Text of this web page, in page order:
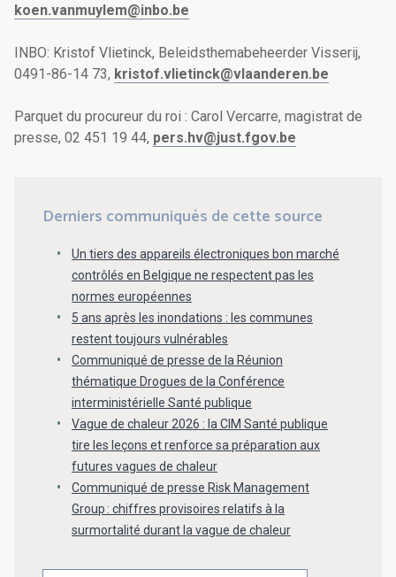
koen.vanmuylem@inbo.be
INBO: Kristof Vlietinck, Beleidsthemabeheerder Visserij,
0491-86-14 73, kristof.vlietinck@vlaanderen.be
Parquet du procureur du roi : Carol Vercarre, magistrat de
presse, 02 451 19 44, pers.hv@just.fgov.be
Derniers communiqués de cette source
Un tiers des appareils électroniques bon marché
contrôlés en Belgique ne respectent pas les
normes européennes
5 ans après les inondations : les communes
restent toujours vulnérables
Communiqué de presse de la Réunion
thématique Drogues de la Conférence
interministérielle Santé publique
Vague de chaleur 2026 : la CIM Santé publique
tire les leçons et renforce sa préparation aux
futures vagues de chaleur
Communiqué de presse Risk Management
Group : chiffres provisoires relatifs à la
surmortalité durant la vague de chaleur